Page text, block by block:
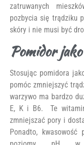
zatruwanych
pozbycia się trądziku
skóry i nie musi być
Pomidor
Stosując pomidora
pomóc zmniejszyć
warzywo ma bardzo
E, K i B6. Te
zmniejszać pory i
Ponadto, kwasowość